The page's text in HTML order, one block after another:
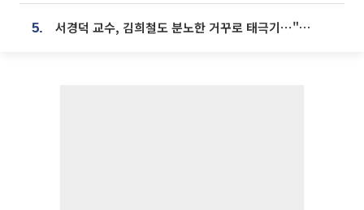
5. 서경덕 교수, 김희철도 분노한 거꾸로 태극기⋯"엉터리는 아냐, 아쉬울 뿐"